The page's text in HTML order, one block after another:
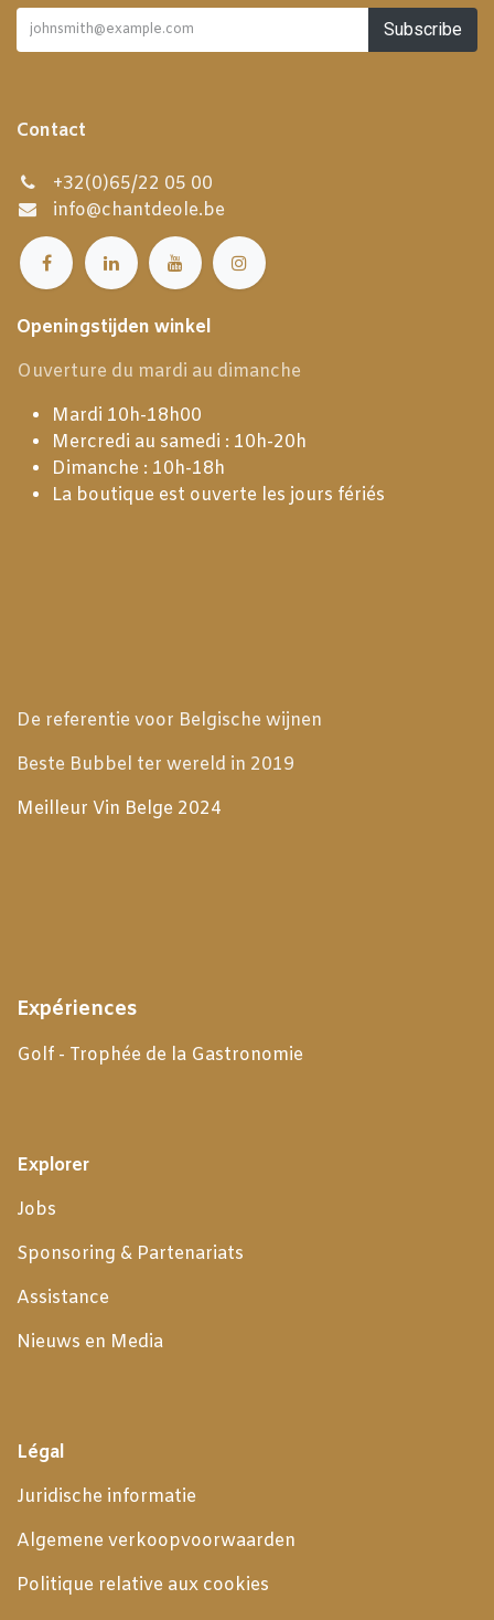
Subscribe
Contact
+32(0)65/22 05 00
info@chantdeole.be
Openingstijden winkel
Ouverture du mardi au dimanche
Mardi 10h-18h00
Mercredi au samedi : 10h-20h
Dimanche : 10h-18h
La boutique est ouverte les jours fériés
De referentie voor Belgische wijnen
Beste Bubbel ter wereld in 2019
Meilleur Vin Belge 2024
Expériences
Golf - Trophée de la Gastronomie
Explorer
Jobs
Sponsoring & Partenariats
Assistance
Nieuws en Media
Légal
Juridische informatie
Algemene verkoopvoorwaarden
Politique relative aux cookies